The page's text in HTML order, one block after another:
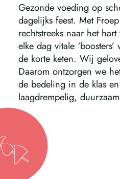
Gezonde voeding op
dagelijks feest. Met
rechtstreeks naar het
elke dag vitale
de korte keten. Wij
Daarom ontzorgen we
de bedeling in de klas
laagdrempelig,